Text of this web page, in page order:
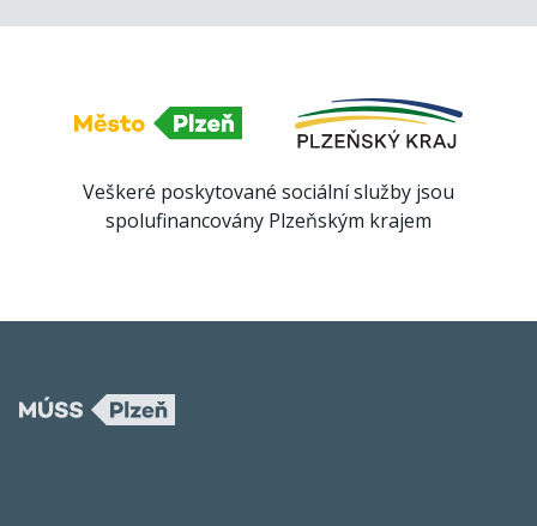
Veškeré poskytované sociální služby jsou
spolufinancovány Plzeňským krajem